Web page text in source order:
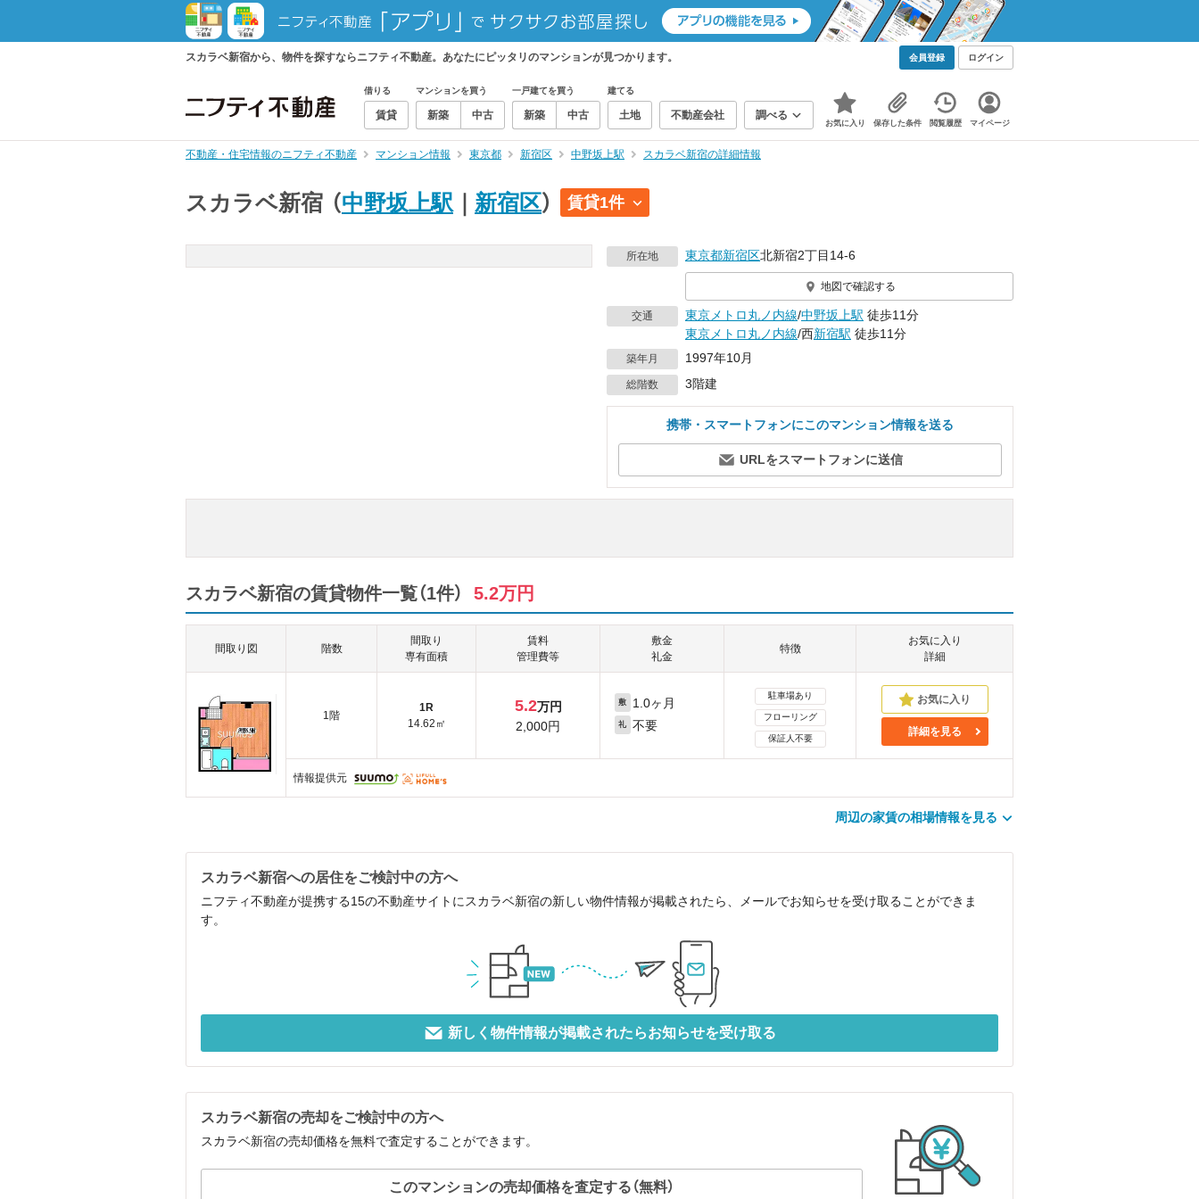
スカラベ新宿から、物件を探すならニフティ不動産。あなたにピッタリのマンションが見つかります。 会員登録 ログイン
借りる
賃貸
マンションを買う
新築 中古
一戸建てを買う
新築 中古
建てる
土地 不動産会社 調べる
お気に入り 保存した条件 閲覧履歴 マイページ
不動産・住宅情報のニフティ不動産 マンション情報 東京都 新宿区 中野坂上駅 スカラベ新宿の詳細情報
スカラベ新宿 （中野坂上駅 新宿区） 賃貸1件
所在地 東京都新宿区北新宿2丁目14-6
地図で確認する
交通 東京メトロ丸ノ内線/中野坂上駅 徒歩11分
東京メトロ丸ノ内線/西新宿駅 徒歩11分
築年月 1997年10月
総階数 3階建
携帯・スマートフォンにこのマンション情報を送る
URLをスマートフォンに送信
スカラベ新宿の賃貸物件一覧（1件） 5.2万円
間取り図 階数
間取り
専有面積
賃料
管理費等
敷金
礼金
特徴
お気に入り
詳細
1階
1R
14.62㎡
5.2万円
2,000円
敷 1.0ヶ月
礼 不要
駐車場あり
フローリング
保証人不要
詳細を見る
情報提供元
周辺の家賃の相場情報を見る
スカラベ新宿への居住をご検討中の方へ
ニフティ不動産が提携する15の不動産サイトにスカラベ新宿の新しい物件情報が掲載されたら、メールでお知らせを受け取ることができま
す。
新しく物件情報が掲載されたらお知らせを受け取る
スカラベ新宿の売却をご検討中の方へ
スカラベ新宿の売却価格を無料で査定することができます。
このマンションの売却価格を査定する（無料）